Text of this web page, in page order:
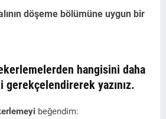
döşeme bölümüne uygun bir
hangisini daha
yazınız.
beğendim: